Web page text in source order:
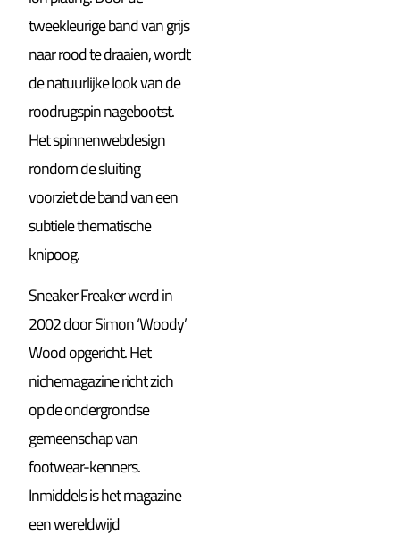
tweekleurige band van grijs
naar rood te draaien, wordt
de natuurlijke look van de
roodrugspin nagebootst.
Het spinnenwebdesign
rondom de sluiting
voorziet de band van een
subtiele thematische
knipoog.
Sneaker Freaker werd in
2002 door Simon ‘Woody’
Wood opgericht. Het
nichemagazine richt zich
op de ondergrondse
gemeenschap van
footwear-kenners.
Inmiddels is het magazine
een wereldwijd